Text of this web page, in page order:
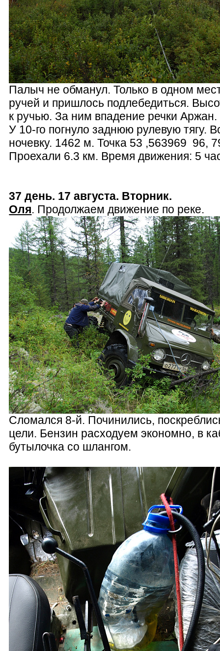
Палыч не обманул. Только в одном
ручей и пришлось подлебедиться.
к ручью. За ним впадение речки
У 10-го погнуло заднюю рулевую тягу.
ночевку. 1462 м. Точка 53 ,563969 96,
Проехали 6.3 км. Время движения: 5
37 день. 17 августа. Вторник.
Оля. Продолжаем движение по реке.
Сломался 8-й. Починились,
цели. Бензин расходуем экономно, в
бутылочка со шлангом.